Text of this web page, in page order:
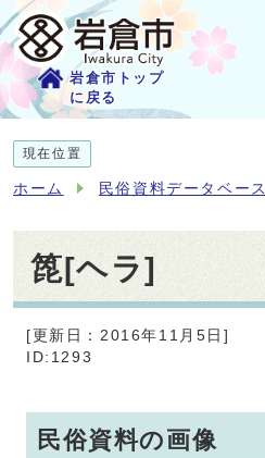
岩倉市トップ
に戻る
現在位置
ホーム 民俗資料データベース
箆[ヘラ]
[更新日：2016年11月5日]
ID:1293
民俗資料の画像